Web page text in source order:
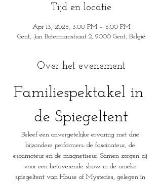
Tijd en locatie
Apr 13, 2025, 3:00 PM – 5:00 PM
Gent, Jan Botermanstraat 2, 9000 Gent, België
Over het evenement
Familiespektakel in
de Spiegeltent
Beleef een onvergetelijke ervaring met drie
bijzondere performers: de fascinateur, de
escamoteur en de magnetiseur. Samen zorgen zij
voor een betoverende show in de unieke
spiegeltent van House of Mysteries, gelegen in